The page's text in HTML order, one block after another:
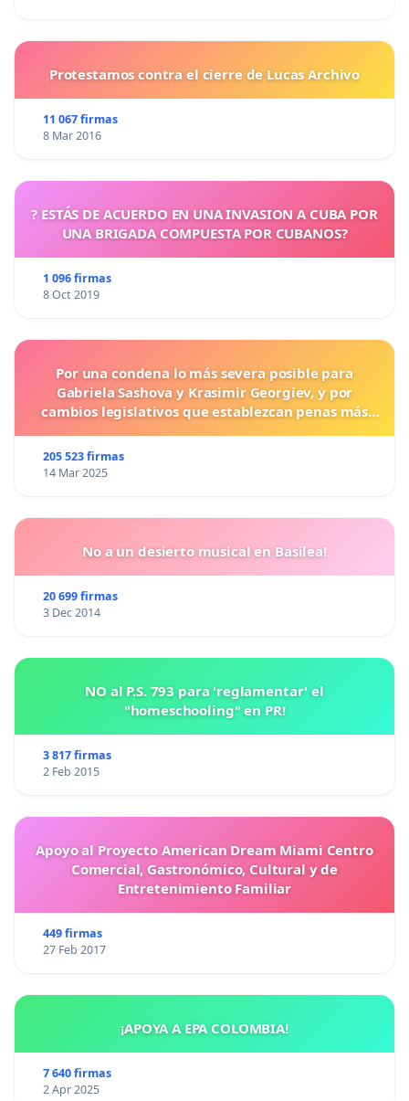
Protestamos contra el cierre de Lucas Archivo
11 067 firmas
8 Mar 2016
? ESTÁS DE ACUERDO EN UNA INVASION A CUBA POR
UNA BRIGADA COMPUESTA POR CUBANOS?
1 096 firmas
8 Oct 2019
Por una condena lo más severa posible para
Gabriela Sashova y Krasimir Georgiev, y por
cambios legislativos que establezcan penas más
205 523 firmas
14 Mar 2025
No a un desierto musical en Basilea!
20 699 firmas
3 Dec 2014
NO al P.S. 793 para 'reglamentar' el
"homeschooling" en PR!
3 817 firmas
2 Feb 2015
Apoyo al Proyecto American Dream Miami Centro
Comercial, Gastronómico, Cultural y de
Entretenimiento Familiar
449 firmas
27 Feb 2017
¡APOYA A EPA COLOMBIA!
7 640 firmas
2 Apr 2025